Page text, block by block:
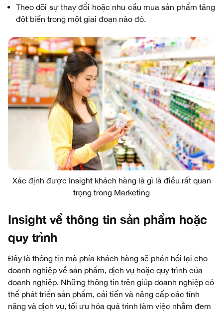
Theo dõi sự thay đổi hoặc nhu cầu mua sản phẩm tăng
đột biến trong một giai đoạn nào đó.
Xác định được Insight khách hàng là gì là điều rất quan
trọng trong Marketing
Insight về thông tin sản phẩm hoặc
quy trình
Đây là thông tin mà phía khách hàng sẽ phản hồi lại cho
doanh nghiệp về sản phẩm, dịch vụ hoặc quy trình của
doanh nghiệp. Những thông tin trên giúp doanh nghiệp có
thể phát triển sản phẩm, cải tiến và nâng cấp các tính
năng và dịch vụ, tối ưu hóa quá trình làm việc nhằm đem